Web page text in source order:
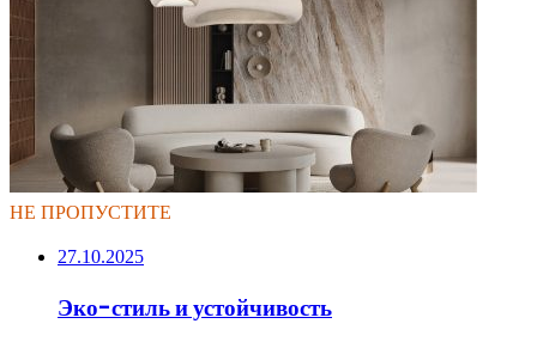
НЕ ПРОПУСТИТЕ
27.10.2025
Эко-стиль и устойчивость